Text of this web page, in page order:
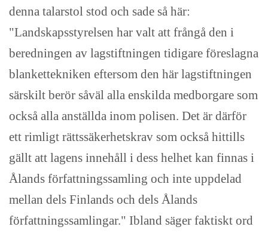
denna talarstol stod och sade så här:
"Landskapsstyrelsen har valt att frångå den i
beredningen av lagstiftningen tidigare föreslagna
blankettekniken eftersom den här lagstiftningen
särskilt berör såväl alla enskilda medborgare som
också alla anställda inom polisen. Det är därför
ett rimligt rättssäkerhetskrav som också hittills
gällt att lagens innehåll i dess helhet kan finnas i
Ålands författningssamling och inte uppdelad
mellan dels Finlands och dels Ålands
författningssamlingar." Ibland säger faktiskt ord